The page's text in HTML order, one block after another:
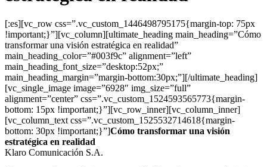
[:es][vc_row css=”.vc_custom_1446498795175{margin-top: 75px
!important;}”][vc_column][ultimate_heading main_heading=”Cómo
transformar una visión estratégica en realidad”
main_heading_color=”#003f9c” alignment=”left”
main_heading_font_size=”desktop:52px;”
main_heading_margin=”margin-bottom:30px;”][/ultimate_heading]
[vc_single_image image=”6928″ img_size=”full”
alignment=”center” css=”.vc_custom_1524593565773{margin-
bottom: 15px !important;}”][vc_row_inner][vc_column_inner]
[vc_column_text css=”.vc_custom_1525532714618{margin-
bottom: 30px !important;}”]Cómo transformar una visión
estratégica en realidad
Klaro Comunicación S.A.